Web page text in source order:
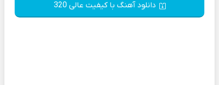
دانلود آهنگ با کیفیت عالی 320